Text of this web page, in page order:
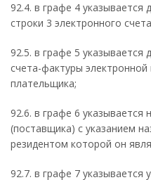
92.4. в графе 4 указывается
строки 3 электронного
92.5. в графе 5 указывается
счета-фактуры
плательщика;
92.6. в графе 6 указывается
(поставщика) с указанием
резидентом которой он
92.7. в графе 7